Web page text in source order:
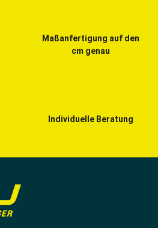
Maßanfertigung auf den
cm genau
Individuelle Beratung